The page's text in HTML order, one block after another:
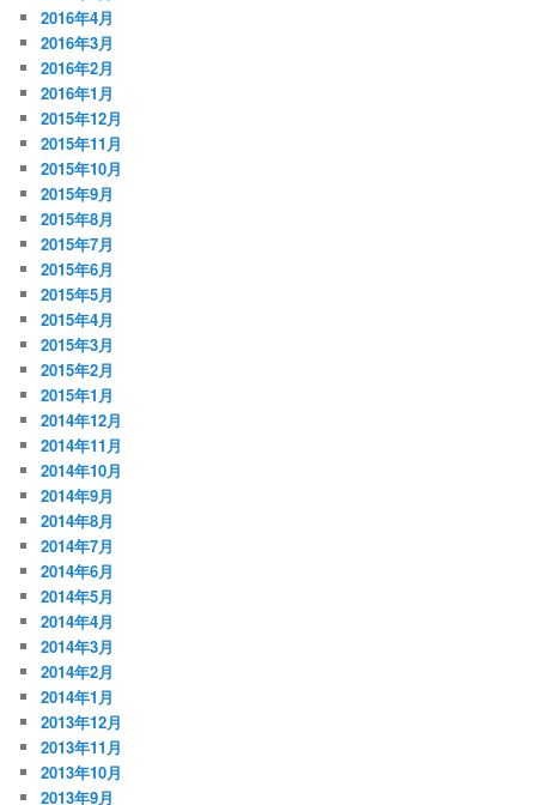
2016年4月
2016年3月
2016年2月
2016年1月
2015年12月
2015年11月
2015年10月
2015年9月
2015年8月
2015年7月
2015年6月
2015年5月
2015年4月
2015年3月
2015年2月
2015年1月
2014年12月
2014年11月
2014年10月
2014年9月
2014年8月
2014年7月
2014年6月
2014年5月
2014年4月
2014年3月
2014年2月
2014年1月
2013年12月
2013年11月
2013年10月
2013年9月